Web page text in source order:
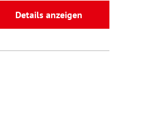
Details anzeigen